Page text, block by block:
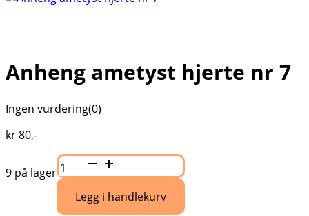
Anheng ametyst hjerte nr 7
Ingen vurdering(0)
kr80,-
9 på lager
Anheng
ametyst
hjerte
Legg i handlekurv